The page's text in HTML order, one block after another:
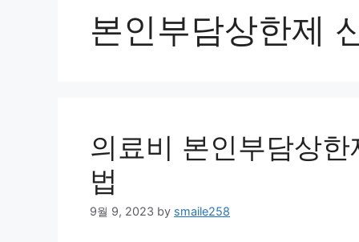
본인부담상한제
의료비 본인부담상
법
9월 9, 2023 by smaile258